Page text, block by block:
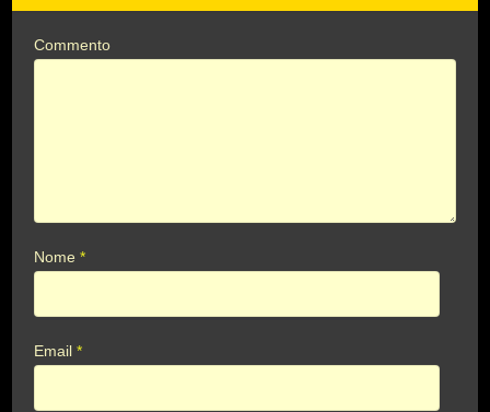
Commento
Nome*
Email*